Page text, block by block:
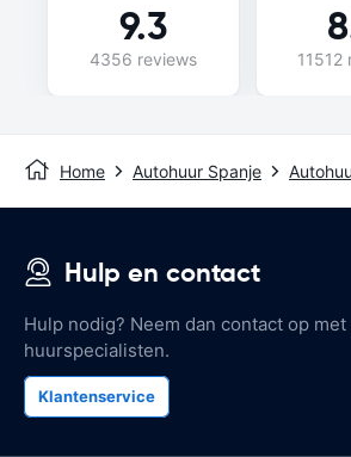
9.3
4356 reviews 11512
Home Autohuur Spanje
Hulp en contact
Hulp nodig? Neem dan contact op met
huurspecialisten.
Klantenservice